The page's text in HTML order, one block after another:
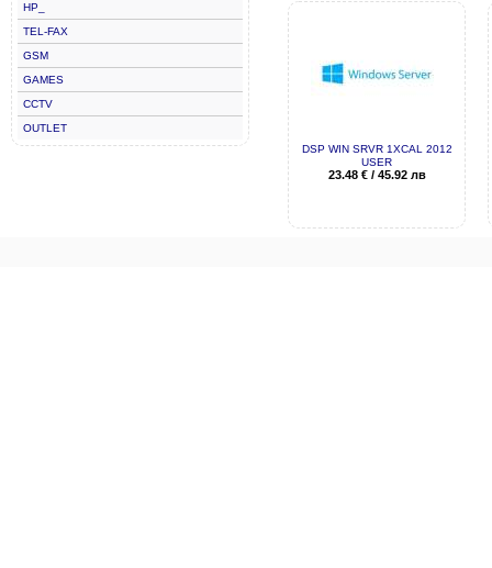
HP_
TEL-FAX
GSM
GAMES
CCTV
OUTLET
DSP WIN SRVR 1XCAL 2012
USER
23.48€/ 45.92 лв